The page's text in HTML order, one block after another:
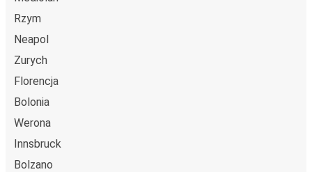
Rzym
Neapol
Zurych
Florencja
Bolonia
Werona
Innsbruck
Bolzano